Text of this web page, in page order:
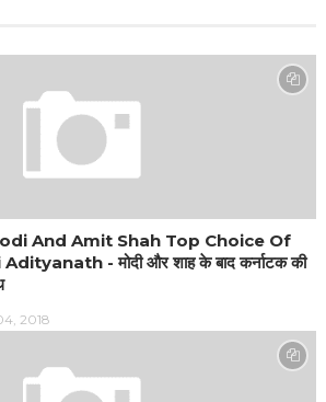
And Amit Shah Top Choice Of
- मोदी और शाह के बाद कर्नाटक की
2018